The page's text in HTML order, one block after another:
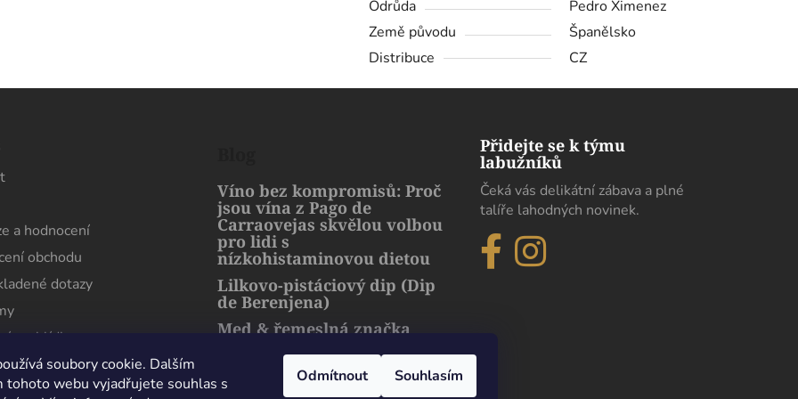
soubory cookie. Dalším
tohoto webu vyjadřujete souhlas s
Odmítnout Souhlasím
Odrůda
Pedro Ximenez
Země původu
Španělsko
Distribuce
CZ
a hodnocení
obchodu
dotazy
prohlídka
Víno bez kompromisů: Proč
jsou vína z Pago de
Carraovejas skvělou volbou
pro lidi s
nízkohistaminovou dietou
Lilkovo-pistáciový dip (Dip
de Berenjena)
Med & řemeslná značka
harmonie přírody a luxusu
Přidejte se k týmu
labužníků
Čeká vás delikátní zábava a plné
talíře lahodných novinek.